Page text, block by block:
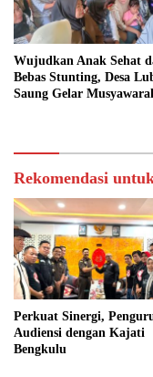
Wujudkan Anak Sehat
Bebas Stunting, Desa
Saung Gelar
Rekomendasi
Perkuat Sinergi,
Audiensi dengan Kajati
Bengkulu